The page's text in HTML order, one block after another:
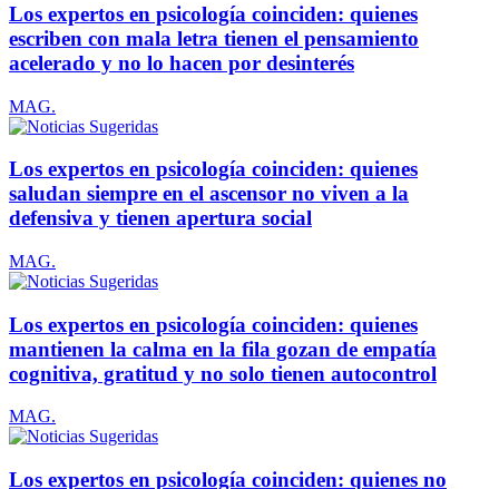
Los expertos en psicología coinciden: quienes
escriben con mala letra tienen el pensamiento
acelerado y no lo hacen por desinterés
MAG.
Los expertos en psicología coinciden: quienes
saludan siempre en el ascensor no viven a la
defensiva y tienen apertura social
MAG.
Los expertos en psicología coinciden: quienes
mantienen la calma en la fila gozan de empatía
cognitiva, gratitud y no solo tienen autocontrol
MAG.
Los expertos en psicología coinciden: quienes no